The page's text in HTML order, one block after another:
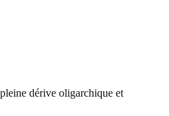
dérive oligarchique et